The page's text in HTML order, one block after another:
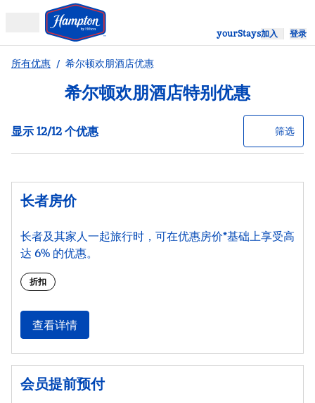
跳转到内容
openMenu yourStays加入 登录
所有优惠 / 希尔顿欢朋酒店优惠
希尔顿欢朋酒店特别优惠
显示 12/12 个优惠显示 12/12 个优惠 优惠
筛选选
长者房价
长者及其家人一起旅行时，可在优惠房价*基础上享受高
达 6% 的优惠。
折扣
查看详情
会员提前预付